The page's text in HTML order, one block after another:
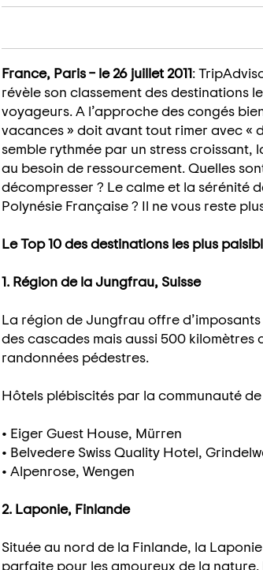
France, Paris – le 26 juillet 2011:
révèle son classement des destinations
voyageurs. A l’approche des congés
vacances » doit avant tout rimer avec «
semble rythmée par un stress
au besoin de ressourcement. Quelles
décompresser ? Le calme et la sérénité
Polynésie Française ? Il ne vous reste
Le Top 10 des destinations les plus
1. Région de la Jungfrau, Suisse
La région de Jungfrau offre
des cascades mais aussi 500
randonnées pédestres.
Hôtels plébiscités par la communauté
• Eiger Guest House, Mürren
• Belvedere Swiss Quality Hotel,
• Alpenrose, Wengen
2. Laponie, Finlande
Située au nord de la Finlande, la
parfaite pour les amoureux de la